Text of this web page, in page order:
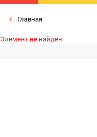
Главная
Элемент не найден